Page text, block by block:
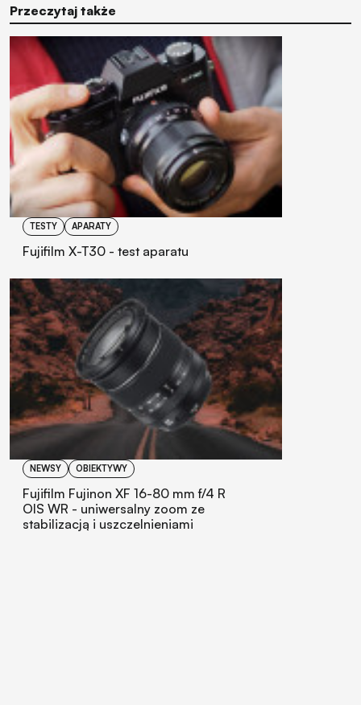
Przeczytaj także
TESTY APARATY
Fujifilm X-T30 - test aparatu
NEWSY OBIEKTYWY
Fujifilm Fujinon XF 16-80 mm f/4 R
OIS WR - uniwersalny zoom ze
stabilizacją i uszczelnieniami